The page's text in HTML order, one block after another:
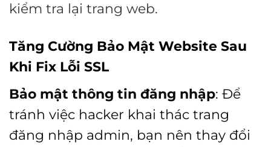
kiểm tra lại trang web.
Tăng Cường Bảo Mật Website Sau
Khi Fix Lỗi SSL
Bảo mật thông tin đăng nhập: Để
tránh việc hacker khai thác trang
đăng nhập admin, bạn nên thay đổi